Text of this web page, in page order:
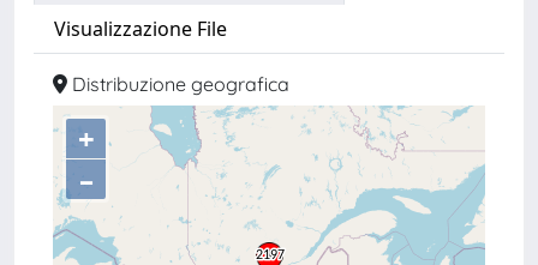
Visualizzazione File
Distribuzione geografica
+
–